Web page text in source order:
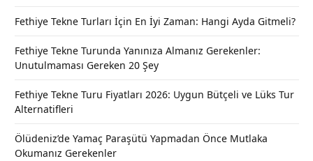
Fethiye Tekne Turları İçin En İyi Zaman: Hangi Ayda Gitmeli?
Fethiye Tekne Turunda Yanınıza Almanız Gerekenler:
Unutulmaması Gereken 20 Şey
Fethiye Tekne Turu Fiyatları 2026: Uygun Bütçeli ve Lüks Tur
Alternatifleri
Ölüdeniz’de Yamaç Paraşütü Yapmadan Önce Mutlaka
Okumanız Gerekenler